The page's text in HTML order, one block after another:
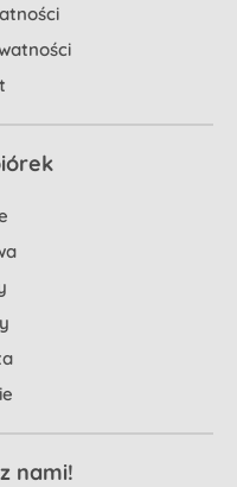
nami!